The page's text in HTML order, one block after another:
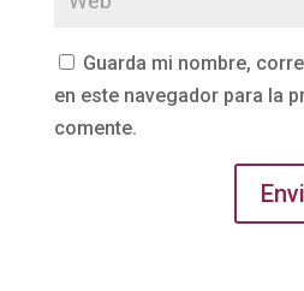
Guarda mi nombre,
en este navegador para la
comente.